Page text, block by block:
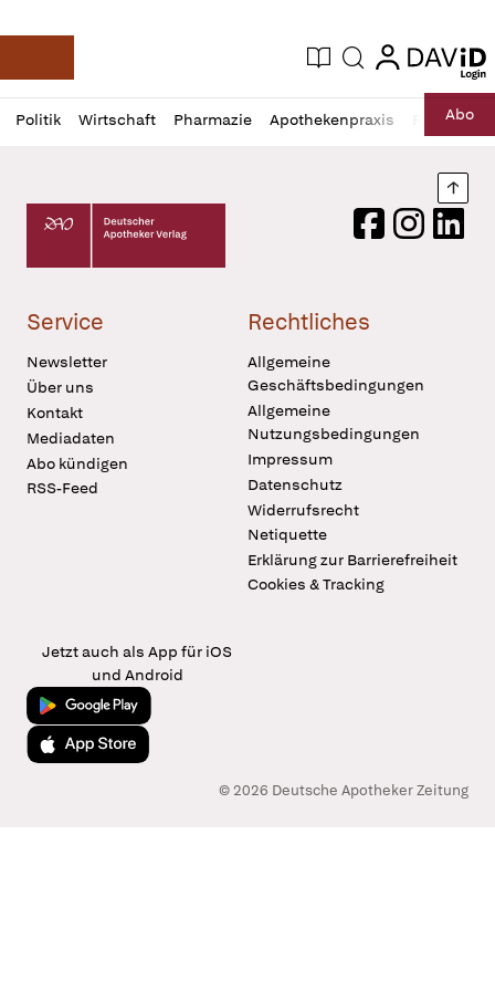
Deutsche Apotheker Zeitung
Aktuelle Ausgabe
Suche login
login
Politik Wirtschaft Pharmazie Apothekenpraxis RechtAbo
Profil
öffnen
Daz
Pur
Deutscher Apotheker Verlag Logo
FacebookInstagram
Service
Newsletter
Über uns
Kontakt
Mediadaten
Abo kündigen
RSS-Feed
Rechtliches
Allgemeine
Geschäftsbedingungen
Allgemeine
Nutzungsbedingungen
Impressum
Datenschutz
Widerrufsrecht
Netiquette
Erklärung zur Barrierefreiheit
Cookies & Tracking
Jetzt auch als App für iOS
und Android
Jetzt bei Google Play
Laden im App Store
© 2026 Deutsche Apotheker Zeitung